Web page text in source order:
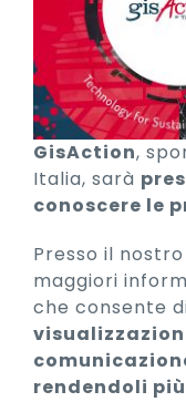
GisAction,
Italia, sarà
conoscere le
Presso il
maggiori
che consente
rendendoli